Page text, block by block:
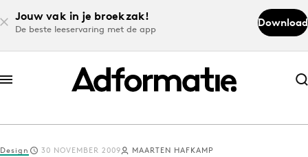
Jouw vak in je broekzak!
De beste leeservaring met de app
Download
Abonneer nu
Abonneer nu
Design 30 NOVEMBER 2009 MAARTEN HAFKAMP